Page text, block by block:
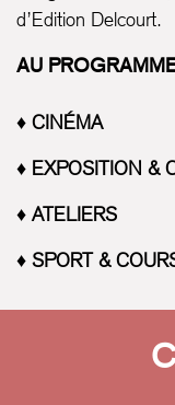
d’Edition Delcourt.
AU
♦ CINÉMA
♦ EXPOSITION &
♦ ATELIERS
♦ SPORT &